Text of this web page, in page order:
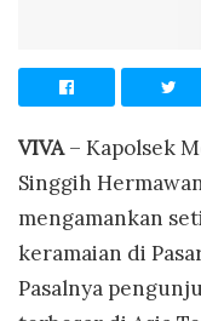
VIVA– Kapolsek
Singgih
mengamankan
keramaian di
Pasalnya